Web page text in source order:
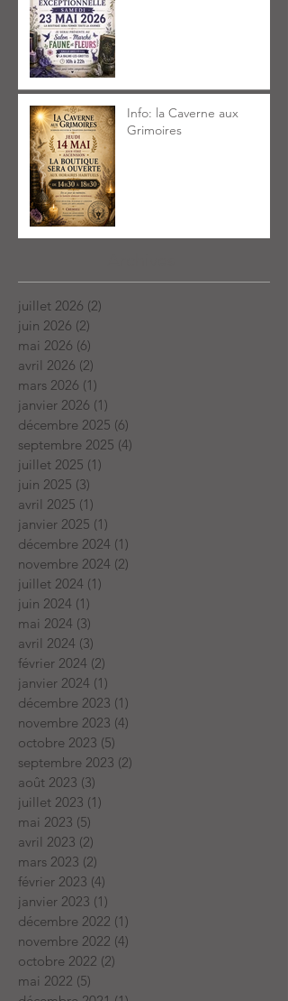
Info: la Caverne aux
Grimoires
juillet 2026 (2)
juin 2026 (2)
mai 2026 (6)
avril 2026 (2)
mars 2026 (1)
janvier 2026 (1)
décembre 2025 (6)
septembre 2025 (4)
juillet 2025 (1)
juin 2025 (3)
avril 2025 (1)
janvier 2025 (1)
décembre 2024 (1)
novembre 2024 (2)
juillet 2024 (1)
juin 2024 (1)
mai 2024 (3)
avril 2024 (3)
février 2024 (2)
janvier 2024 (1)
décembre 2023 (1)
novembre 2023 (4)
octobre 2023 (5)
septembre 2023 (2)
août 2023 (3)
juillet 2023 (1)
mai 2023 (5)
avril 2023 (2)
mars 2023 (2)
février 2023 (4)
janvier 2023 (1)
décembre 2022 (1)
novembre 2022 (4)
octobre 2022 (2)
mai 2022 (5)